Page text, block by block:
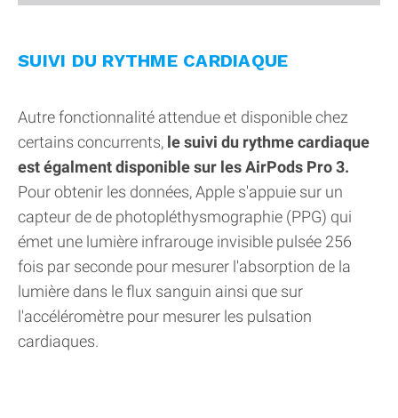
SUIVI DU RYTHME CARDIAQUE
Autre fonctionnalité attendue et disponible chez
certains concurrents, le suivi du rythme cardiaque
est égalment disponible sur les AirPods Pro 3.
Pour obtenir les données, Apple s'appuie sur un
capteur de de photopléthysmographie (PPG) qui
émet une lumière infrarouge invisible pulsée 256
fois par seconde pour mesurer l'absorption de la
lumière dans le flux sanguin ainsi que sur
l'accéléromètre pour mesurer les pulsation
cardiaques.